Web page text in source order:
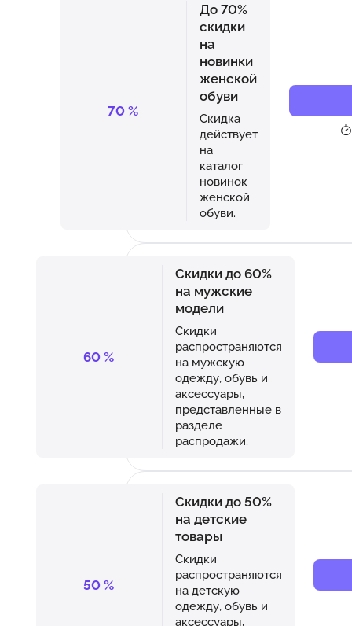
70 %
До 70%
скидки
на
новинки
женской
обуви
Скидка
действует
на
каталог
новинок
женской
обуви.
60 %
Скидки до 60%
на мужские
модели
Скидки
распространяются
на мужскую
одежду, обувь и
аксессуары,
представленные в
разделе
распродажи.
50 %
Скидки до 50%
на детские
товары
Скидки
распространяются
на детскую
одежду, обувь и
аксессуары,